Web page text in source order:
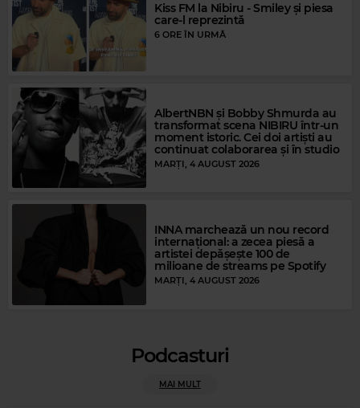
Magic FM
GIPSY KINGS–ESCUCHA ME
SIMON AND GARFUNKEL – CECILIA
Kiss FM la Nibiru - Smiley și piesa
care-l reprezintă
6 ORE ÎN URMĂ
AlbertNBN și Bobby Shmurda au
transformat scena NIBIRU într-un
moment istoric. Cei doi artiști au
continuat colaborarea și în studio
MARȚI, 4 AUGUST 2026
INNA marchează un nou record
internațional: a zecea piesă a
artistei depășește 100 de
milioane de streams pe Spotify
MARȚI, 4 AUGUST 2026
Podcasturi
MAI MULT